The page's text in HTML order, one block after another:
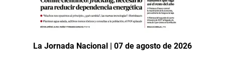
La Jornada Nacional | 07 de agosto de 2026